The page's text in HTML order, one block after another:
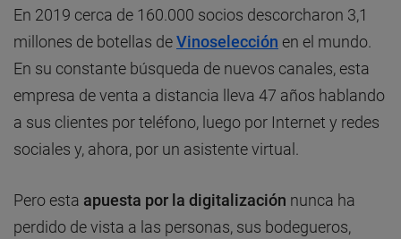
En 2019 cerca de 160.000 socios descorcharon 3,1
millones de botellas deVinoselección en el mundo.
En su constante búsqueda de nuevos canales, esta
empresa de venta a distancia lleva 47 años hablando
a sus clientes por teléfono, luego por Internet y redes
sociales y, ahora, por un asistente virtual.
Pero esta apuesta por la digitalización nunca ha
perdido de vista a las personas, sus bodegueros,